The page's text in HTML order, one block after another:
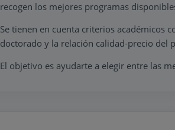
recogen los mejores programas
Se tienen en cuenta criterios académicos
doctorado y la relación calidad-precio del
El objetivo es ayudarte a elegir entre las